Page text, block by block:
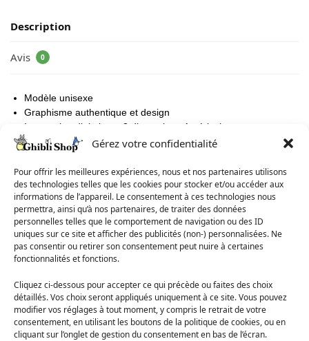
Gérez votre confidentialité
Pour offrir les meilleures expériences, nous et nos partenaires utilisons
des technologies telles que les cookies pour stocker et/ou accéder aux
informations de l’appareil. Le consentement à ces technologies nous
permettra, ainsi qu’à nos partenaires, de traiter des données
personnelles telles que le comportement de navigation ou des ID
uniques sur ce site et afficher des publicités (non-) personnalisées. Ne
pas consentir ou retirer son consentement peut nuire à certaines
fonctionnalités et fonctions.
Cliquez ci-dessous pour accepter ce qui précède ou faites des choix
détaillés. Vos choix seront appliqués uniquement à ce site. Vous pouvez
modifier vos réglages à tout moment, y compris le retrait de votre
consentement, en utilisant les boutons de la politique de cookies, ou en
cliquant sur l’onglet de gestion du consentement en bas de l’écran.
Description
Avis 0
Modèle unisexe
Graphisme authentique et design
Impression digitale en 3 dimensions Américaine
Matière: 100% coton organique brossé
Matériel : doux, grande souplesse et aucun frottement
Ces Tee-shirts sont conçus et floqués aux Etats Unis. Nous te
conseillons de vérifier que la taille te convienne bien avec ces
mesures.
Ci-dessous le guide des tailles pour vous aider dans votre choix :